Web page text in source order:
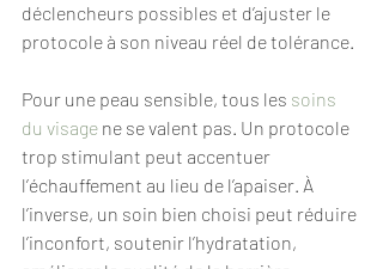
déclencheurs possibles et d’ajuster le
protocole à son niveau réel de tolérance.
Pour une peau sensible, tous les soins
du visage ne se valent pas. Un protocole
trop stimulant peut accentuer
l’échauffement au lieu de l’apaiser. À
l’inverse, un soin bien choisi peut réduire
l’inconfort, soutenir l’hydratation,